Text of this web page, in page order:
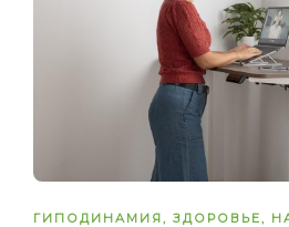
ГИПОДИНАМИЯ, ЗДОРОВЬЕ,